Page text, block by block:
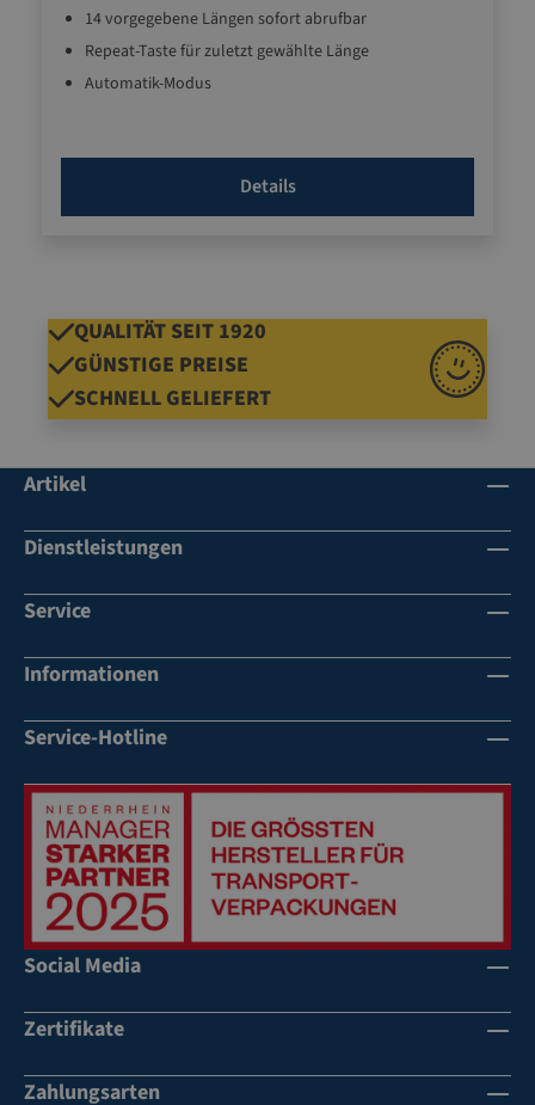
14 vorgegebene Längen sofort abrufbar
Repeat-Taste für zuletzt gewählte Länge
Automatik-Modus
Details
QUALITÄT SEIT 1920
GÜNSTIGE PREISE
SCHNELL GELIEFERT
Artikel
Dienstleistungen
Service
Informationen
Service-Hotline
Social Media
Zertifikate
Zahlungsarten